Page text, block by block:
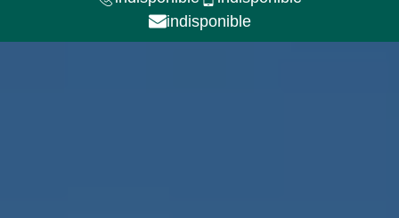
indisponible